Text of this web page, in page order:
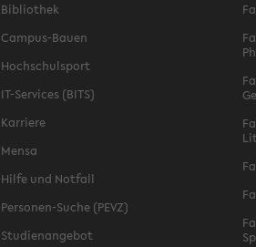
Bibliothek
Campus-Bauen
Hochschulsport
IT-Services (BITS)
Karriere
Mensa
Hilfe und Notfall
Personen-Suche (PEVZ)
Studienangebot